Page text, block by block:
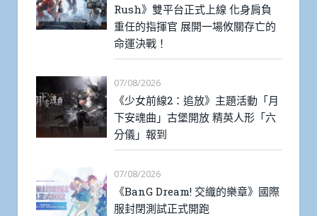
Rush》雙平台正式上線 化身肩負
重任的指揮官 展開一場攸關存亡的
命運決戰！
07/08/2026
《少女前線2：追放》主題活動「月
下安魂曲」古堡開放 精英人形「六
分儀」報到
07/08/2026
《BanG Dream! 交織的樂章》國際
服封閉測試正式開跑